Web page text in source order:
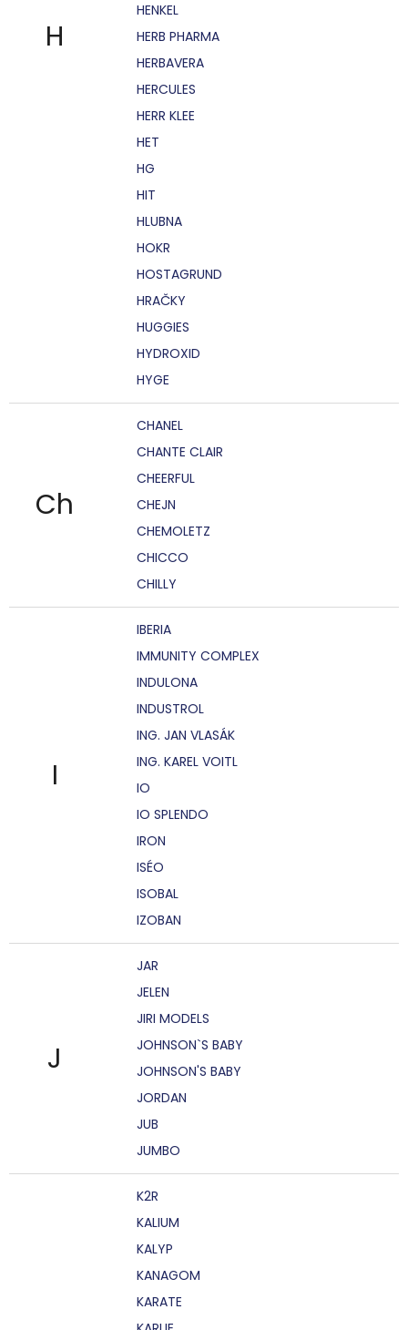
H
HENKEL
HERB PHARMA
HERBAVERA
HERCULES
HERR KLEE
HET
HG
HIT
HLUBNA
HOKR
HOSTAGRUND
HRAČKY
HUGGIES
HYDROXID
HYGE
Ch
CHANEL
CHANTE CLAIR
CHEERFUL
CHEJN
CHEMOLETZ
CHICCO
CHILLY
I
IBERIA
IMMUNITY COMPLEX
INDULONA
INDUSTROL
ING. JAN VLASÁK
ING. KAREL VOITL
IO
IO SPLENDO
IRON
ISÉO
ISOBAL
IZOBAN
J
JAR
JELEN
JIRI MODELS
JOHNSON`S BABY
JOHNSON'S BABY
JORDAN
JUB
JUMBO
K2R
KALIUM
KALYP
KANAGOM
KARATE